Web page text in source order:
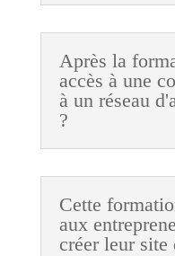
Après la
accès à une
à un réseau
?
Cette
aux
créer leur site